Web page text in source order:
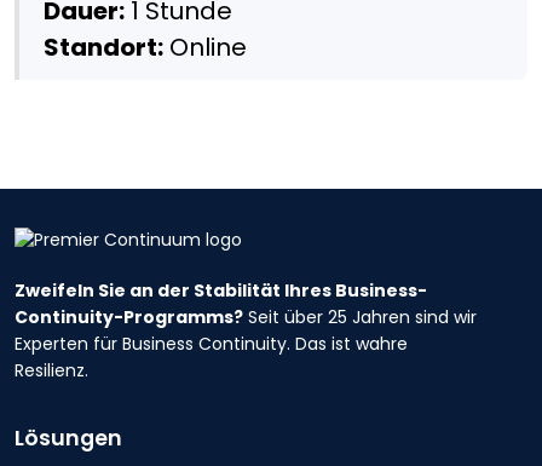
Dauer: 1 Stunde
Standort: Online
Zweifeln Sie an der Stabilität Ihres Business-
Continuity-Programms? Seit über 25 Jahren sind wir
Experten für Business Continuity. Das ist wahre
Resilienz.
Lösungen